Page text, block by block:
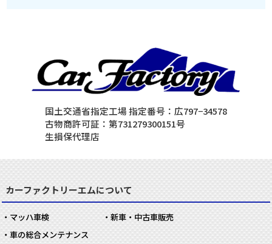
国土交通省指定工場 指定番号：広797−34578
古物商許可証：第731279300151号
生損保代理店
カーファクトリーエムについて
マッハ車検
新車・中古車販売
車の総合メンテナンス